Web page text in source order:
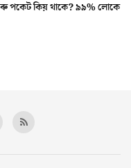
পকেট কিয় থাকে? ৯৯% লোকে